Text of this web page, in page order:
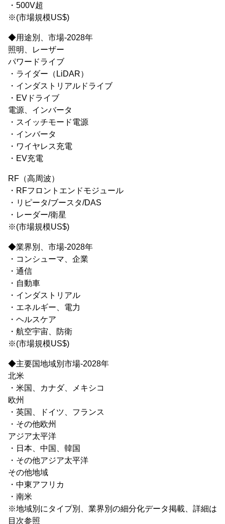
・500V超
※(市場規模US$)
◆用途別、市場-2028年
照明、レーザー
パワードライブ
・ライダー（LiDAR）
・インダストリアルドライブ
・EVドライブ
電源、インバータ
・スイッチモード電源
・インバータ
・ワイヤレス充電
・EV充電
RF（高周波）
・RFフロントエンドモジュール
・リピータ/ブースタ/DAS
・レーダー/衛星
※(市場規模US$)
◆業界別、市場-2028年
・コンシューマ、企業
・通信
・自動車
・インダストリアル
・エネルギー、電力
・ヘルスケア
・航空宇宙、防衛
※(市場規模US$)
◆主要国地域別市場-2028年
北米
・米国、カナダ、メキシコ
欧州
・英国、ドイツ、フランス
・その他欧州
アジア太平洋
・日本、中国、韓国
・その他アジア太平洋
その他地域
・中東アフリカ
・南米
※地域別にタイプ別、業界別の細分化データ掲載、詳細は
目次参照